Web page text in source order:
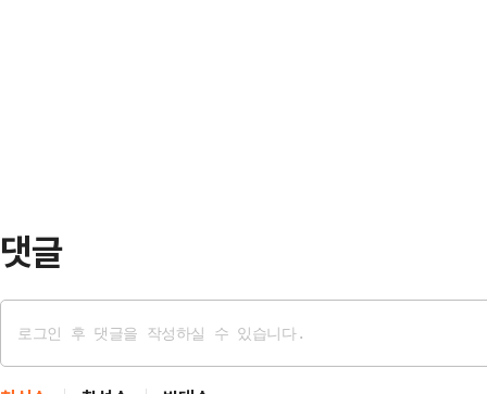
댓글